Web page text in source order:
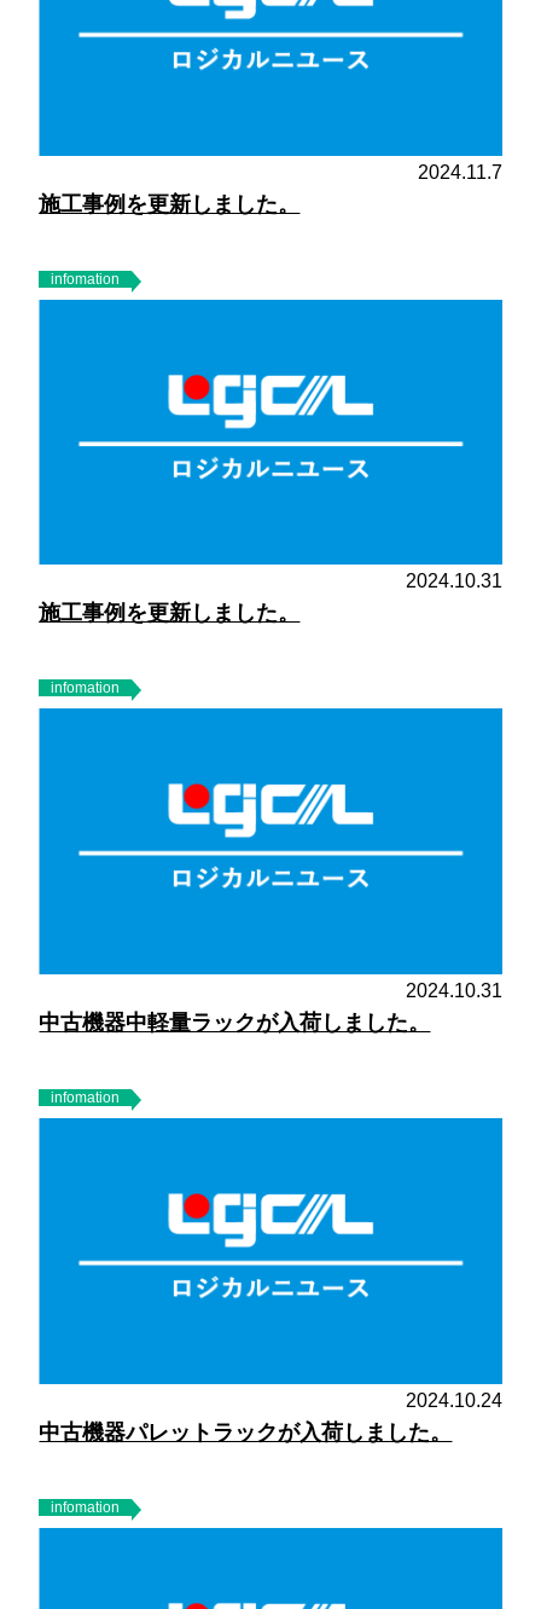
2024.11.7
施工事例を更新しました。
infomation
2024.10.31
施工事例を更新しました。
infomation
2024.10.31
中古機器中軽量ラックが入荷しました。
infomation
2024.10.24
中古機器パレットラックが入荷しました。
infomation